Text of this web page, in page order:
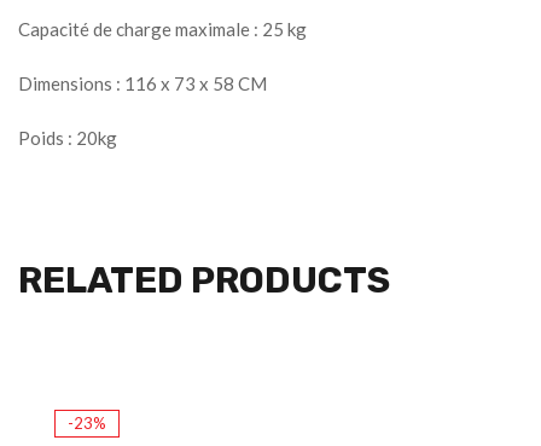
Capacité de charge maximale : 25 kg
Dimensions : 116 x 73 x 58 CM
Poids : 20kg
RELATED PRODUCTS
-23%